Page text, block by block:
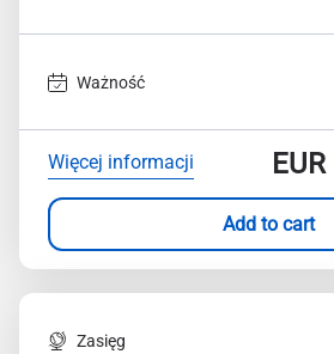
Ważność
Więcej informacji EUR
Add to cart
Zasięg